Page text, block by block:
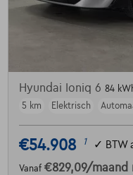
Hyundai Ioniq 6 84
5 km
Elektrisch
€54.908 1 ✓ BTW
Vanaf €829,09/maand